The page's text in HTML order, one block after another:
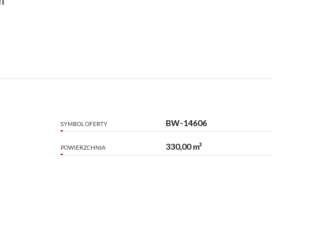
SYMBOL OFERTY BW-14606
POWIERZCHNIA 330,00 m²